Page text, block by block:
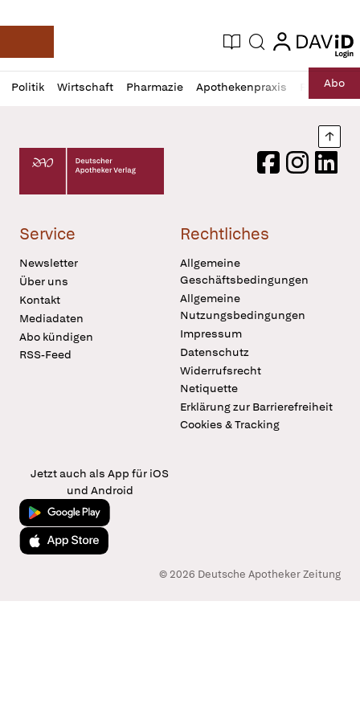
Deutsche Apotheker Zeitung
Aktuelle Ausgabe
Suche login
login
Politik Wirtschaft Pharmazie Apothekenpraxis RechtAbo
Profil
öffnen
Daz
Pur
Deutscher Apotheker Verlag Logo
FacebookInstagram
Service
Newsletter
Über uns
Kontakt
Mediadaten
Abo kündigen
RSS-Feed
Rechtliches
Allgemeine
Geschäftsbedingungen
Allgemeine
Nutzungsbedingungen
Impressum
Datenschutz
Widerrufsrecht
Netiquette
Erklärung zur Barrierefreiheit
Cookies & Tracking
Jetzt auch als App für iOS
und Android
Jetzt bei Google Play
Laden im App Store
© 2026 Deutsche Apotheker Zeitung